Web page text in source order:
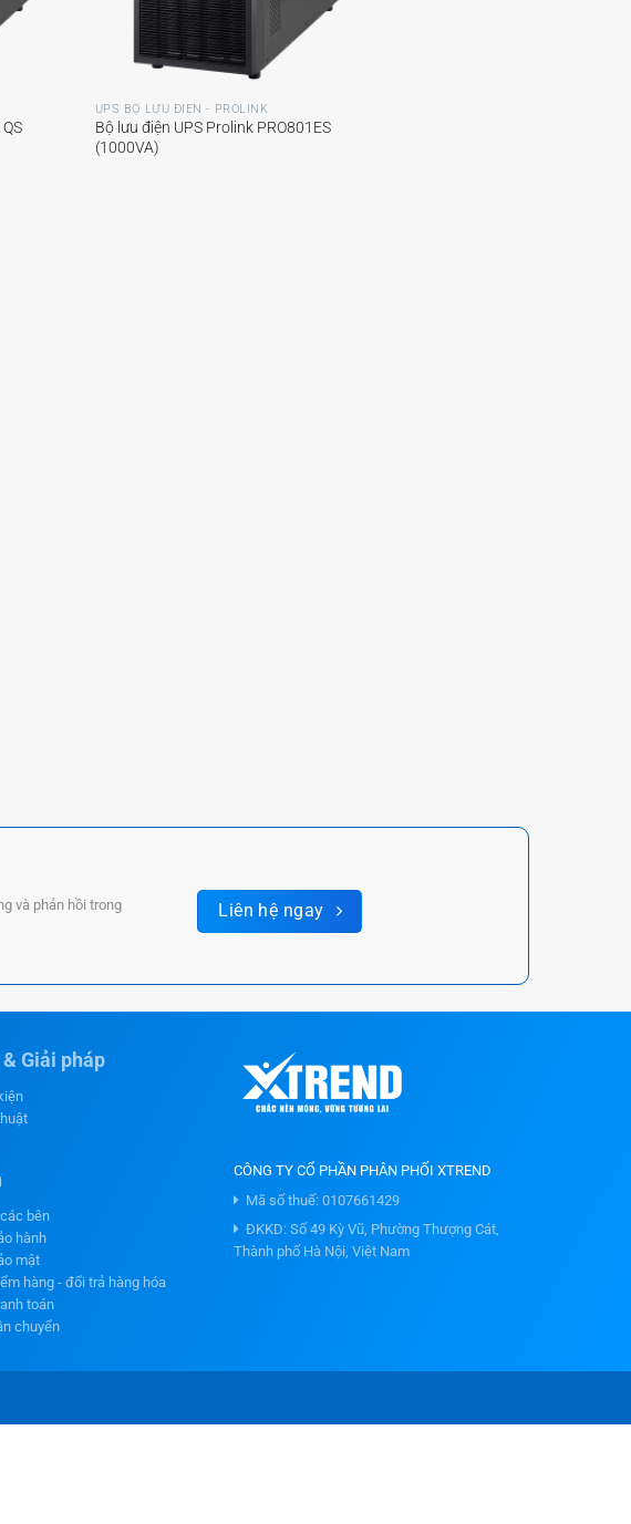
UPS BỘ LƯU ĐIỆN - PROLINK
Bộ lưu điện UPS Prolink PRO801ES
(1000VA)
và phản hồi trong
Liên hệ ngay
Giải pháp
bên
hành
mật
hàng - đổi trả hàng hóa
toán
chuyển
CÔNG TY CỔ PHẦN PHÂN PHỐI XTREND
Mã số thuế: 0107661429
ĐKKD: Số 49 Kỳ Vũ, Phường Thượng Cát,
Thành phố Hà Nội, Việt Nam